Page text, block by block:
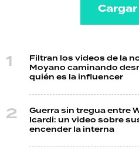
Filtran los videos de la
Moyano caminando
quién es la influencer
Guerra sin tregua entre
Icardi: un video sobre
encender la interna